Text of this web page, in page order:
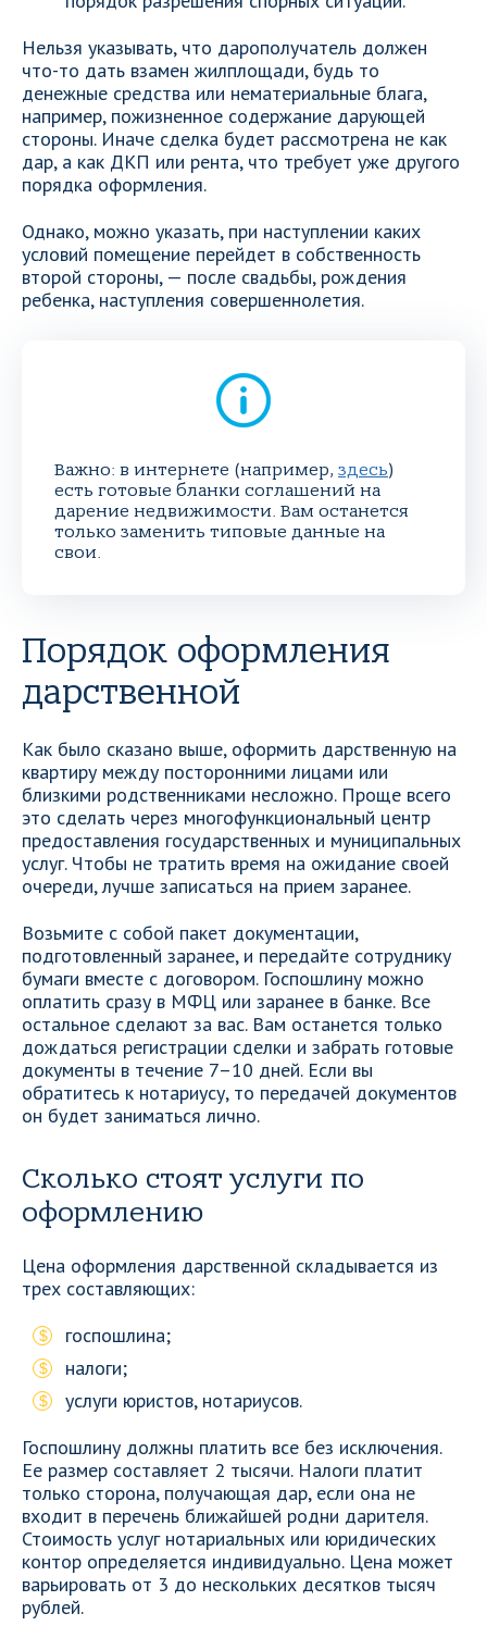
Нельзя указывать, что дарополучатель должен
что-то дать взамен жилплощади, будь то
денежные средства или нематериальные блага,
например, пожизненное содержание дарующей
стороны. Иначе сделка будет рассмотрена не как
дар, а как ДКП или рента, что требует уже другого
порядка оформления.
Однако, можно указать, при наступлении каких
условий помещение перейдет в собственность
второй стороны, — после свадьбы, рождения
ребенка, наступления совершеннолетия.
Важно: в интернете (например, здесь)
есть готовые бланки соглашений на
дарение недвижимости. Вам останется
только заменить типовые данные на
свои.
Порядок оформления
дарственной
Как было сказано выше, оформить дарственную на
квартиру между посторонними лицами или
близкими родственниками несложно. Проще всего
это сделать через многофункциональный центр
предоставления государственных и муниципальных
услуг. Чтобы не тратить время на ожидание своей
очереди, лучше записаться на прием заранее.
Возьмите с собой пакет документации,
подготовленный заранее, и передайте сотруднику
бумаги вместе с договором. Госпошлину можно
оплатить сразу в МФЦ или заранее в банке. Все
остальное сделают за вас. Вам останется только
дождаться регистрации сделки и забрать готовые
документы в течение 7–10 дней. Если вы
обратитесь к нотариусу, то передачей документов
он будет заниматься лично.
Сколько стоят услуги по
оформлению
Цена оформления дарственной складывается из
трех составляющих:
госпошлина;
налоги;
услуги юристов, нотариусов.
Госпошлину должны платить все без исключения.
Ее размер составляет 2 тысячи. Налоги платит
только сторона, получающая дар, если она не
входит в перечень ближайшей родни дарителя.
Стоимость услуг нотариальных или юридических
контор определяется индивидуально. Цена может
варьировать от 3 до нескольких десятков тысяч
рублей.